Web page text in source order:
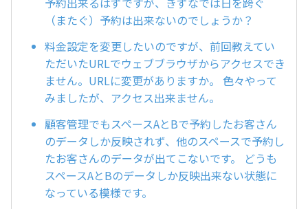
（またぐ）予約は出来ないのでしょうか？
料金設定を変更したいのですが、前回教えてい
ただいたURLでウェブブラウザからアクセスでき
ません。URLに変更がありますか。 色々やって
みましたが、アクセス出来ません。
顧客管理でもスペースAとBで予約したお客さん
のデータしか反映されず、他のスペースで予約し
たお客さんのデータが出てこないです。 どうも
スペースAとBのデータしか反映出来ない状態に
なっている模様です。